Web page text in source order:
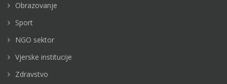
Obrazovanje
Sport
NGO sektor
Vjerske institucije
Zdravstvo